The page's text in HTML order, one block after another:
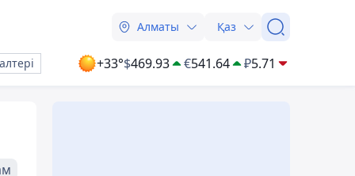
Алматы Қаз
+33°$469.93 €541.64 ₽5.71